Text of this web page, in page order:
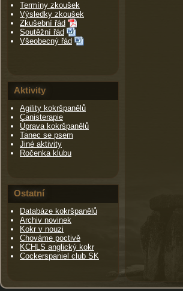
Termíny zkoušek
Výsledky zkoušek
Zkušební řád
Soutěžní řád
Všeobecný řád
Aktivity
Agility kokršpanělů
Canisterapie
Úprava kokršpanělů
Tanec se psem
Jiné aktivity
Ročenka klubu
Ostatní
Databáze kokršpanělů
Archiv novinek
Kokr v nouzi
Chováme poctivě
KCHLS anglický kokr
Cockerspaniel club SK